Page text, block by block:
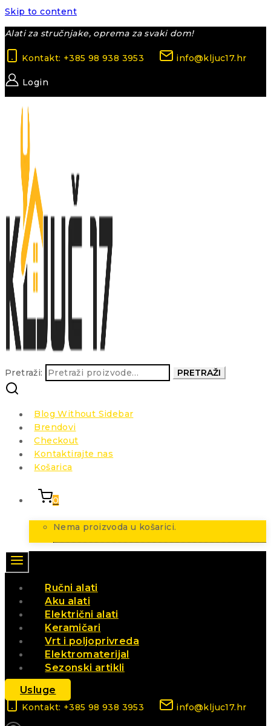
Skip to content
Alati za stručnjake, oprema za svaki dom!
Kontakt: +385 98 938 3953 info@kljuc17.hr
Login
Pretraži: PRETRAŽI
Blog Without Sidebar
Brendovi
Checkout
Kontaktirajte nas
Košarica
0
Nema proizvoda u košarici.
Ručni alati
Aku alati
Električni alati
Keramičari
Vrt i poljoprivreda
Elektromaterijal
Sezonski artikli
Usluge
Kontakt: +385 98 938 3953 info@kljuc17.hr